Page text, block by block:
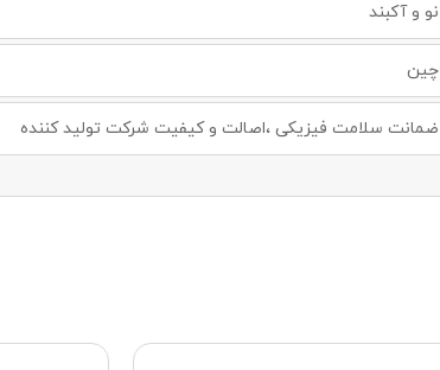
نو و آکبند
چین
ضمانت سلامت فیزیکی ،اصالت و کیفیت شرکت تولید کننده